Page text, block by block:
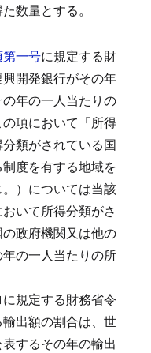
数量とする。
一号に規定する財
開発銀行がその年
年の一人当たりの
項において「所得
類がされている国
制度を有する地域を
）については当該
いて所得分類がさ
政府機関又は他の
の一人当たりの所
に規定する財務省令
出額の割合は、世
するその年の輸出